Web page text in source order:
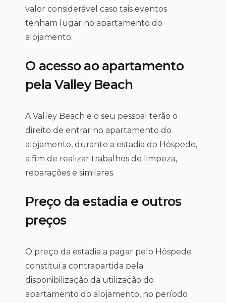
valor considerável caso tais eventos
tenham lugar no apartamento do
alojamento.
O acesso ao apartamento
pela Valley Beach
A Valley Beach e o seu pessoal terão o
direito de entrar no apartamento do
alojamento, durante a estadia do Hóspede,
a fim de realizar trabalhos de limpeza,
reparações e similares.
Preço da estadia e outros
preços
O preço da estadia a pagar pelo Hóspede
constitui a contrapartida pela
disponibilização da utilização do
apartamento do alojamento, no período